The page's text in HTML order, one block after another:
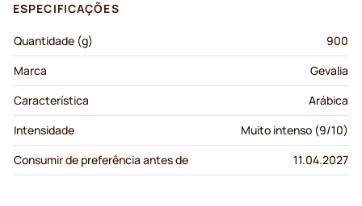
ESPECIFICAÇÕES
Quantidade (g)
900
Marca
Gevalia
Característica
Arábica
Intensidade
Muito intenso (9/10)
Consumir de preferência antes de
11.04.2027